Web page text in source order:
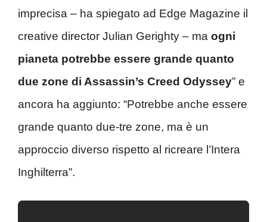
imprecisa – ha spiegato ad Edge Magazine il
creative director Julian Gerighty – ma ogni
pianeta potrebbe essere grande quanto
due zone di Assassin’s Creed Odyssey” e
ancora ha aggiunto: “Potrebbe anche essere
grande quanto due-tre zone, ma è un
approccio diverso rispetto al ricreare l’Intera
Inghilterra”.